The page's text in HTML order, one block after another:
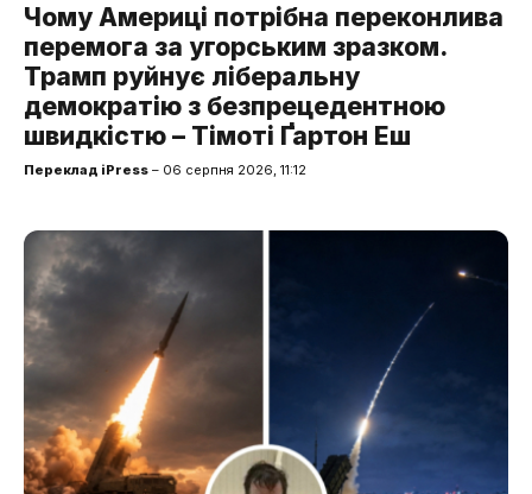
Чому Америці потрібна переконлива
перемога за угорським зразком.
Трамп руйнує ліберальну
демократію з безпрецедентною
швидкістю – Тімоті Ґартон Еш
Переклад iPress – 06 серпня 2026, 11:12